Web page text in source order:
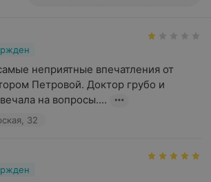
неприятные впечатления от
Петровой. Доктор грубо и
на вопросы....
32